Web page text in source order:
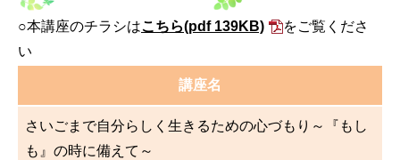
○本講座のチラシはこちら(pdf 139KB)
をご覧くださ
い
講座名
さいごまで自分らしく生きるための心づもり～『もし
も』の時に備えて～